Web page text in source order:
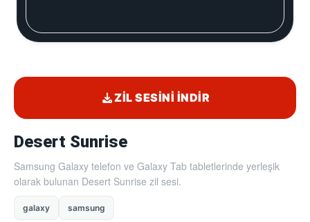
Desert Sunrise
Samsung Galaxy telefon ve Galaxy Tab tabletlerinde yerleşik
olarak bulunan Desert Sunrise zil sesi.
galaxy samsung
ZIL SESINI İNDIR